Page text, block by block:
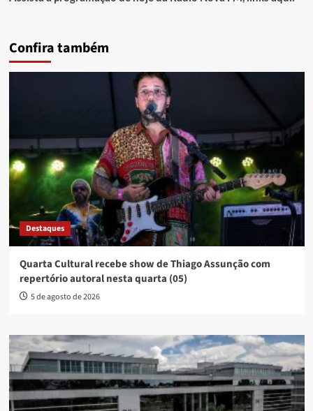
Confira também
Destaques
Quarta Cultural recebe show de Thiago Assunção com
repertório autoral nesta quarta (05)
5 de agosto de 2026